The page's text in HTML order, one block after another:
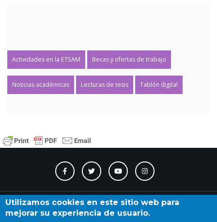
Actividades en la ETSAM Becas y ofertas de trabajo
Noticias académicas Lecturas de tesis Tablón digital
Contacto Accesibilidad Directorio Calendario
Utilizamos cookies en este sitio web para
mejorar su experiencia de usuario.